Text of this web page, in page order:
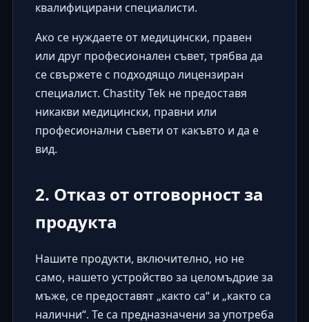
квалифицирани специалисти.
Ако се нуждаете от медицински, правен
или друг професионален съвет, трябва да
се свържете с подходящо лицензиран
специалист. Chastity Tek не предоставя
никакви медицински, правни или
професионални съвети от какъвто и да е
вид.
2. Отказ от отговорност за
продукта
Нашите продукти, включително, но не
само, нашето устройство за целомъдрие за
мъже, се предоставят „както са“ и „както са
налични“. Те са предназначени за употреба